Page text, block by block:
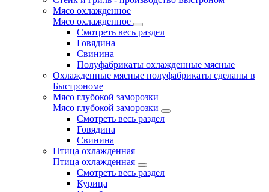
Мясо охлажденное
Мясо охлажденное
Смотреть весь раздел
Говядина
Свинина
Полуфабрикаты охлажденные мясные
Охлажденные мясные полуфабрикаты сделаны в
Быстрономе
Мясо глубокой заморозки
Мясо глубокой заморозки
Смотреть весь раздел
Говядина
Свинина
Птица охлажденная
Птица охлажденная
Смотреть весь раздел
Курица